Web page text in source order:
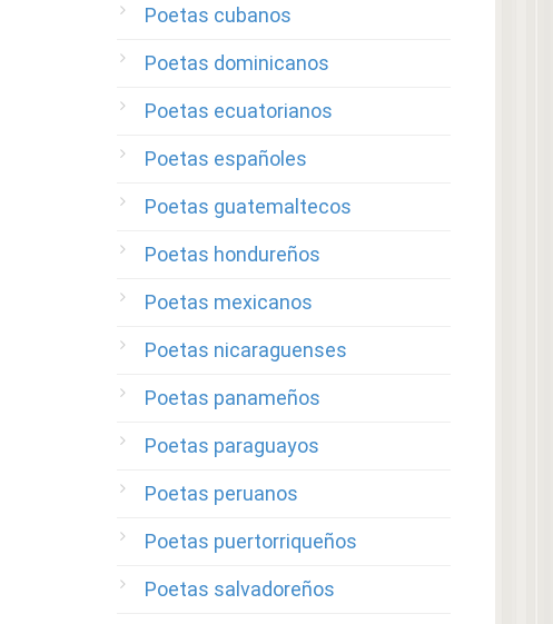
Poetas cubanos
Poetas dominicanos
Poetas ecuatorianos
Poetas españoles
Poetas guatemaltecos
Poetas hondureños
Poetas mexicanos
Poetas nicaraguenses
Poetas panameños
Poetas paraguayos
Poetas peruanos
Poetas puertorriqueños
Poetas salvadoreños